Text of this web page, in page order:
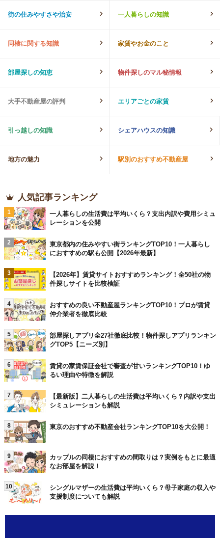
街の住みやすさや治安 一人暮らしの知識
同棲に関する知識 家賃やお金のこと
部屋探しの知恵 物件探しのマル秘情報
大手不動産屋の評判 エリアごとの家賃
引っ越しの知識 シェアハウスの知識
地方の魅力 駅別のおすすめ不動産屋
人気記事ランキング
1
一人暮らしの生活費は平均いくら？支出内訳や費用シミュ
レーションを公開
2
東京都内の住みやすい街ランキングTOP10！一人暮らし
におすすめの駅も公開【2026年最新】
3
【2026年】賃貸サイトおすすめランキング！全50社の物
件探しサイトを比較検証
4
おすすめの良い不動産屋ランキングTOP10！プロが賃貸
仲介業者を徹底比較
5
部屋探しアプリ全27社徹底比較！物件探しアプリランキン
グTOP5【ニーズ別】
6
賃貸の家賃保証会社で審査が甘いランキングTOP10！ゆ
るい理由や特徴を解説
7
【最新版】二人暮らしの生活費は平均いくら？内訳や支出
シミュレーションも解説
8 東京のおすすめ不動産会社ランキングTOP10を大公開！
9
カップルの同棲におすすめの間取りは？実例をもとに最適
なお部屋を解説！
10
シングルマザーの生活費は平均いくら？母子家庭の収入や
支援制度についても解説